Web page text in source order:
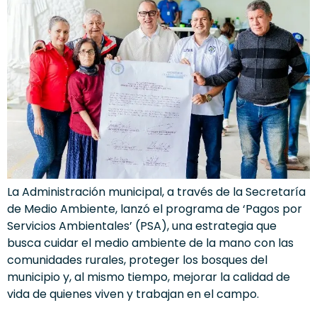
La Administración municipal, a través de la Secretaría
de Medio Ambiente, lanzó el programa de ‘Pagos por
Servicios Ambientales’ (PSA), una estrategia que
busca cuidar el medio ambiente de la mano con las
comunidades rurales, proteger los bosques del
municipio y, al mismo tiempo, mejorar la calidad de
vida de quienes viven y trabajan en el campo.